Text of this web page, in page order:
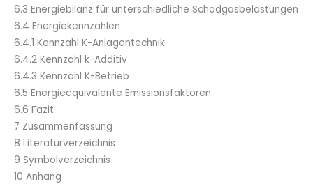
6.3 Energiebilanz für unterschiedliche Schadgasbelastungen
6.4 Energiekennzahlen
6.4.1 Kennzahl K-Anlagentechnik
6.4.2 Kennzahl k-Additiv
6.4.3 Kennzahl K-Betrieb
6.5 Energieäquivalente Emissionsfaktoren
6.6 Fazit
7 Zusammenfassung
8 Literaturverzeichnis
9 Symbolverzeichnis
10 Anhang